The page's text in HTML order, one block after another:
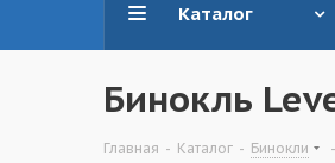
Каталог
Бинокль
Главная - Каталог - Бинокли -